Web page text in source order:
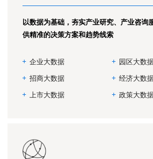
以数据为基础，夯实产业研究、产业咨询
供精准的决策方案和趋势线索
企业大数据 园区大数
招商大数据 经济大数
上市大数据 政策大数